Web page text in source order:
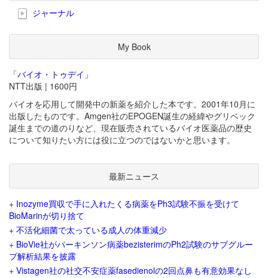
ジャーナル
My Book
「バイオ・トゥデイ」
NTT出版 | 1600円
バイオを応用して開発中の新薬を紹介した本です。2001年10月に
出版したものです。Amgen社のEPOGEN誕生の経緯やグリベック
誕生までの道のりなど、現在販売されているバイオ医薬品の歴史
について知りたい方には役に立つのではないかと思います。
最新ニュース
+ Inozyme買収で手に入れたくる病薬をPh3試験不振を受けて
BioMarinが切り捨て
+ 不活化細菌で太っている成人の体重減少
+ BioVie社がパーキンソン病薬bezisterimのPh2試験のサブグルー
プ解析結果を披露
+ Vistagen社の社交不安症薬fasedienolの2回点鼻も有意効果なし